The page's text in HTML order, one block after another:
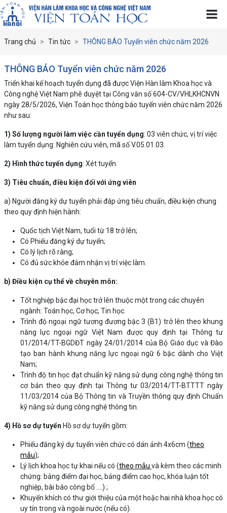
Trang chủ Tin tức THÔNG BÁO Tuyển viên chức năm 2026
THÔNG BÁO Tuyển viên chức năm 2026
Triển khai kế hoạch tuyển dụng đã được Viện Hàn lâm Khoa học và
Công nghệ Việt Nam phê duyệt tại Công văn số 604-CV/VHLKHCNVN
ngày 28/5/2026, Viện Toán học thông báo tuyển viên chức năm 2026
như sau:
1) Số lượng người làm việc cần tuyển dụng: 03 viên chức, vị trí việc
làm tuyển dụng: Nghiên cứu viên, mã số V.05.01.03.
2) Hình thức tuyển dụng: Xét tuyển.
3) Tiêu chuẩn, điều kiện đối với ứng viên
a) Người đăng ký dự tuyển phải đáp ứng tiêu chuẩn, điều kiện chung
theo quy định hiện hành:
Quốc tịch Việt Nam, tuổi từ 18 trở lên;
Có Phiếu đăng ký dự tuyển;
Có lý lịch rõ ràng;
Có đủ sức khỏe đảm nhận vị trí việc làm.
b) Điều kiện cụ thể về chuyên môn:
Tốt nghiệp bậc đại học trở lên thuộc một trong các chuyên
ngành: Toán học, Cơ học, Tin học.
Trình độ ngoại ngữ tương đương bậc 3 (B1) trở lên theo khung
năng lực ngoại ngữ Việt Nam được quy định tại Thông tư
01/2014/TT-BGDĐT ngày 24/01/2014 của Bộ Giáo dục và Đào
tạo ban hành khung năng lực ngoại ngữ 6 bậc dành cho Việt
Nam;
Trình độ tin học đạt chuẩn kỹ năng sử dụng công nghệ thông tin
cơ bản theo quy định tại Thông tư 03/2014/TT-BTTTT ngày
11/03/2014 của Bộ Thông tin và Truyền thông quy định Chuẩn
kỹ năng sử dụng công nghệ thông tin.
4) Hồ sơ dự tuyển Hồ sơ dự tuyển gồm:
Phiếu đăng ký dự tuyển viên chức có dán ảnh 4x6cm (theo
mẫu);
Lý lịch khoa học tự khai nếu có (theo mẫu và kèm theo các minh
chứng: bảng điểm đại học, bảng điểm cao học, khóa luận tốt
nghiệp, bài báo công bố ….) ;
Khuyến khích có thư giới thiệu của một hoặc hai nhà khoa học có
uy tín trong và ngoài nước (nếu có).